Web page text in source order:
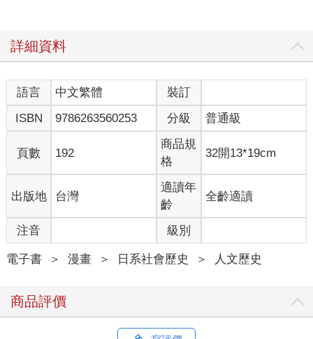
詳細資料
語言 中文繁體
裝訂
ISBN
9786263560253 分級 普通級
頁數 192
商品規
格
32開13*19cm
出版地 台灣
適讀年
齡
全齡適讀
注音 級別
電子書 ＞ 漫畫 ＞ 日系社會歷史 ＞ 人文歷史
商品評價